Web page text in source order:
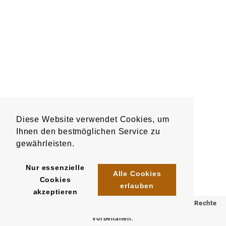
Diese Website verwendet Cookies, um
Ihnen den bestmöglichen Service zu
gewährleisten.
Nur essenzielle
Cookies
akzeptieren
Alle Cookies
erlauben
© 2025 Klömpkes Heinrich Inh. Marion Winkels e.K. Alle Rechte
vorbehalten.